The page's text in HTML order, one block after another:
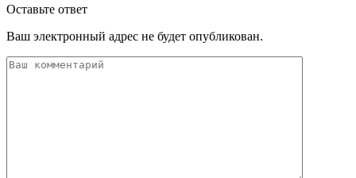
Оставьте ответ
Ваш электронный адрес не будет опубликован.